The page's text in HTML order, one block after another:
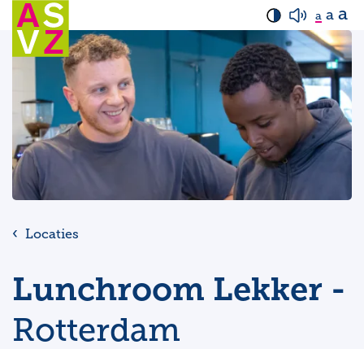
a a a
Locaties
Lunchroom Lekker -
Rotterdam